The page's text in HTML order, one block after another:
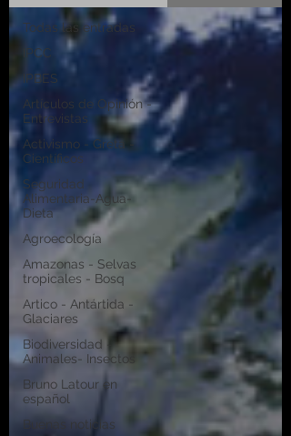
Todas las entradas
IPCC
IPBES
Artículos de Opinión -
Entrevistas
Activismo - Greta -
Científicos
Seguridad
Alimentaria-Agua-
Dieta
Agroecología
Amazonas - Selvas
tropicales - Bosq
Artico - Antártida -
Glaciares
Biodiversidad -
Animales- Insectos
Bruno Latour en
español
Buenas noticias